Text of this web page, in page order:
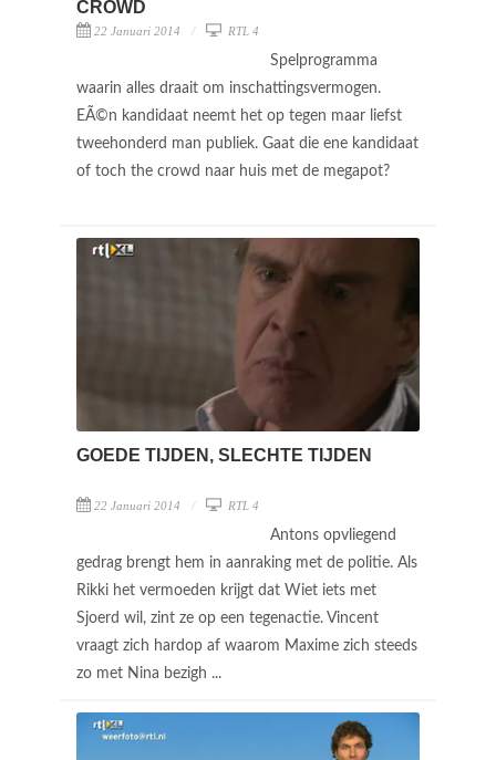
CROWD
22 Januari 2014 RTL 4
Spelprogramma
waarin alles draait om inschattingsvermogen.
EÃ©n kandidaat neemt het op tegen maar liefst
tweehonderd man publiek. Gaat die ene kandidaat
of toch the crowd naar huis met de megapot?
GOEDE TIJDEN, SLECHTE TIJDEN
22 Januari 2014 RTL 4
Antons opvliegend
gedrag brengt hem in aanraking met de politie. Als
Rikki het vermoeden krijgt dat Wiet iets met
Sjoerd wil, zint ze op een tegenactie. Vincent
vraagt zich hardop af waarom Maxime zich steeds
zo met Nina bezigh ...